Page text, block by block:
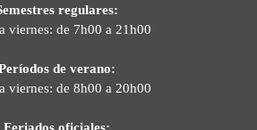
regulares:
viernes: de 7h00 a 21h00
de verano:
viernes: de 8h00 a 20h00
Feriados oficiales: